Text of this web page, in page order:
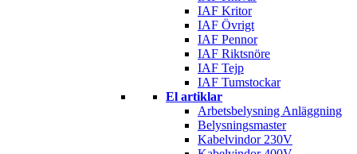
IAF Kritor
IAF Övrigt
IAF Pennor
IAF Riktsnöre
IAF Tejp
IAF Tumstockar
El artiklar
Arbetsbelysning Anläggning
Belysningsmaster
Kabelvindor 230V